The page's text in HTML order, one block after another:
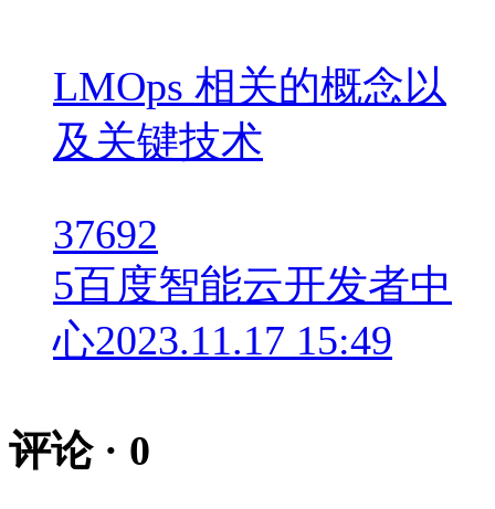
LMOps 相关的概念以
及关键技术
37692
5百度智能云开发者中
心2023.11.17 15:49
评论 · 0